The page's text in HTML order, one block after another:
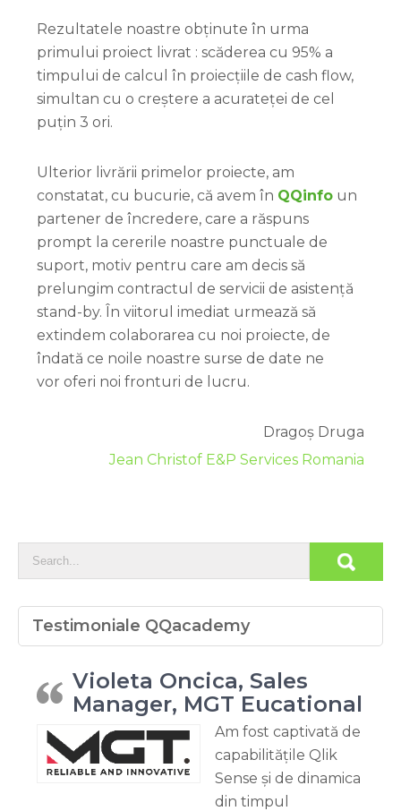
Rezultatele noastre obținute în urma
primului proiect livrat : scăderea cu 95% a
timpului de calcul în proiecțiile de cash flow,
simultan cu o creștere a acurateței de cel
puțin 3 ori.
Ulterior livrării primelor proiecte, am
constatat, cu bucurie, că avem în QQinfo un
partener de încredere, care a răspuns
prompt la cererile noastre punctuale de
suport, motiv pentru care am decis să
prelungim contractul de servicii de asistență
stand-by. În viitorul imediat urmează să
extindem colaborarea cu noi proiecte, de
îndată ce noile noastre surse de date ne
vor oferi noi fronturi de lucru.
Dragoș Druga
Jean Christof E&P Services Romania
Testimoniale QQacademy
Violeta Oncica, Sales
Manager, MGT Eucational
Am fost captivată de
capabilitățile Qlik
Sense și de dinamica
din timpul